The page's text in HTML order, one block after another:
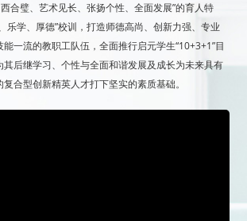
合璧、艺术见长、张扬个性、全面发展”的育人特
乐学、厚德”校训，打造师德高尚、创新力强、专业
一流的教职工队伍，全面推行启元学生“10+3+1”目
其后继学习、个性与全面和谐发展及成长为未来具有
合型创新精英人才打下坚实的素质基础。